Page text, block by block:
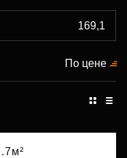
По цене